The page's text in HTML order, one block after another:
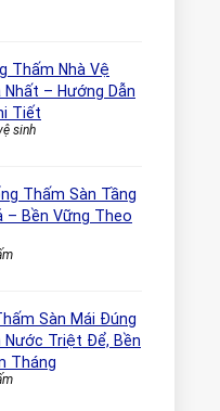
Thấm Nhà Vệ
Nhất – Hướng Dẫn
Tiết
sinh
Thấm Sàn Tầng
– Bền Vững Theo
Sàn Mái Đúng
Nước Triệt Để, Bền
Tháng